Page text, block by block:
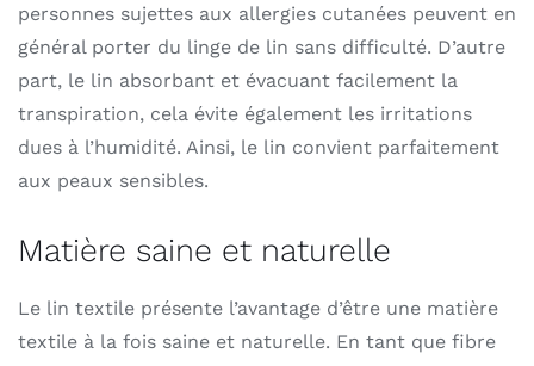
personnes sujettes aux allergies cutanées peuvent en
général porter du linge de lin sans difficulté. D’autre
part, le lin absorbant et évacuant facilement la
transpiration, cela évite également les irritations
dues à l’humidité. Ainsi, le lin convient parfaitement
aux peaux sensibles.
Matière saine et naturelle
Le lin textile présente l’avantage d’être une matière
textile à la fois saine et naturelle. En tant que fibre